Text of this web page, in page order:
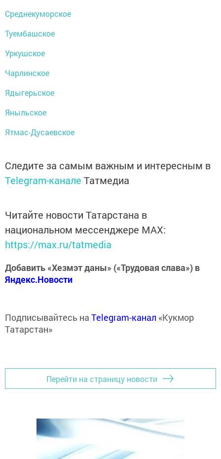
Среднекуморское
Туембашское
Уркушское
Чарлинское
Ядыгерьское
Яныльское
Ятмас-Дусаевское
Следите за самым важным и интересным в
Telegram-канале Татмедиа
Читайте новости Татарстана в
национальном мессенджере MАХ:
https://max.ru/tatmedia
Добавить «Хезмэт даны» («Трудовая слава») в
Яндекс.Новости
Подписывайтесь на Telegram-канал «Кукмор
Татарстан»
Перейти на страницу новости